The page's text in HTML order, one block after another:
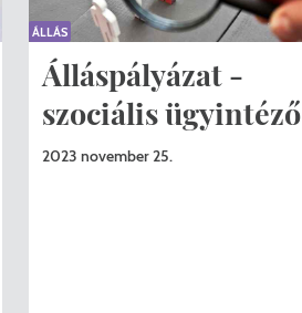
Álláspályázat -
szociális ügyintéző
2023 november 25.
ÁLLÁS